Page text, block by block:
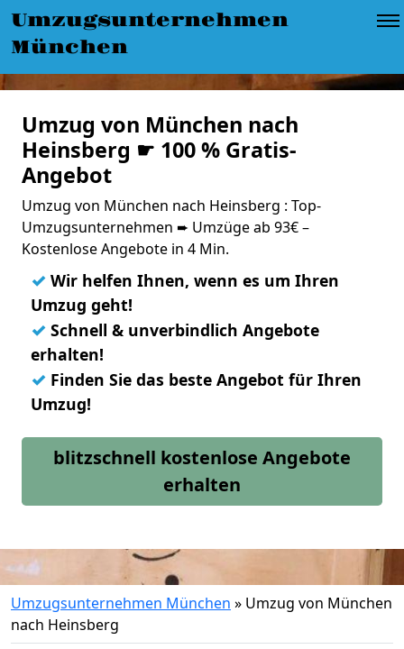
Umzugsunternehmen
München
Umzug von München nach
Heinsberg ☛ 100 % Gratis-
Angebot
Umzug von München nach Heinsberg : Top-
Umzugsunternehmen ➨ Umzüge ab 93€ –
Kostenlose Angebote in 4 Min.
✓ Wir helfen Ihnen, wenn es um Ihren
Umzug geht!
✓ Schnell & unverbindlich Angebote
erhalten!
✓ Finden Sie das beste Angebot für Ihren
Umzug!
blitzschnell kostenlose Angebote
erhalten
Umzugsunternehmen München » Umzug von München
nach Heinsberg